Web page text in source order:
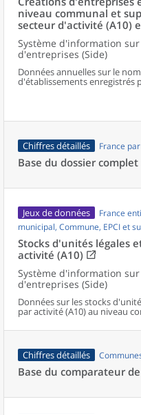
niveau communal et
secteur d'activité (A10)
Système d'information
d'entreprises (Side)
Données annuelles sur le
d'établissements enregistrés
selon le secteur d’activité et la
Chiffres détaillés France
Base du dossier complet
Jeux de données
France
municipal, Commune, EPCI et
Stocks d'unités légales
activité (A10)
Système d'information
d'entreprises (Side)
Données sur les stocks
par activité (A10) au niveau
Chiffres détaillés
Base du comparateur